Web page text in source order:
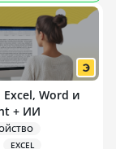
Excel, Word и
+ ИИ
EXCEL